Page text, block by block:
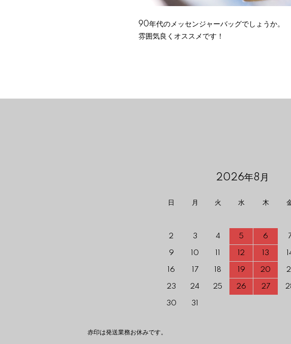
90年代のメッセンジャーバッグでしょうか。
雰囲気良くオススメです！
2026年8月
日 月 火 水 木
2 3 4 5 6 7
9 10 12 13
16 17 18 19 20 21
23 24 25 26 27
30 31
赤印は発送業務お休みです。 The red